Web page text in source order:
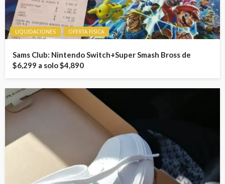
LIQUIDACIONES OFERTA FISICA
Sams Club: Nintendo Switch+Super Smash Bross de
$6,299 a solo $4,890